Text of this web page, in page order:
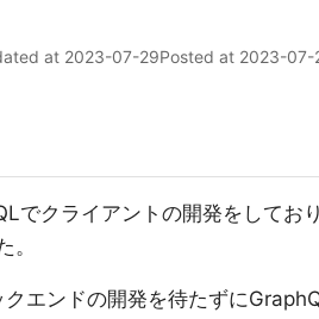
at 2023-07-29Posted at 2023-07-
でクライアントの開発をしてお
。
クエンドの開発を待たずに